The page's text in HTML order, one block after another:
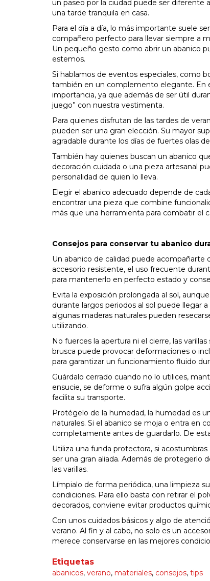
un paseo por la ciudad puede ser diferente
una tarde tranquila en casa.
Para el día a día, lo más importante suele
compañero perfecto para llevar siempre a
Un pequeño gesto como abrir un abanico
estemos.
Si hablamos de eventos especiales, como
también en un complemento elegante. En
importancia, ya que además de ser útil
juego” con nuestra vestimenta.
Para quienes disfrutan de las tardes de
pueden ser una gran elección. Su mayor
agradable durante los días de fuertes olas
También hay quienes buscan un abanico
decoración cuidada o una pieza artesanal
personalidad de quien lo lleva.
Elegir el abanico adecuado depende de
encontrar una pieza que combine
más que una herramienta para combatir el
Consejos para conservar tu abanico
Un abanico de calidad puede acompañarte
accesorio resistente, el uso frecuente
para mantenerlo en perfecto estado y
Evita la exposición prolongada al sol,
durante largos periodos al sol puede llegar
algunas maderas naturales pueden
utilizando.
No fuerces la apertura ni el cierre, las
brusca puede provocar deformaciones o
para garantizar un funcionamiento fluido
Guárdalo cerrado cuando no lo utilices,
ensucie, se deforme o sufra algún golpe
facilita su transporte.
Protégelo de la humedad, la humedad es
naturales. Si el abanico se moja o entra en
completamente antes de guardarlo. De
Utiliza una funda protectora, si
ser una gran aliada. Además de protegerlo
las varillas.
Límpialo de forma periódica, una limpieza
condiciones. Para ello basta con retirar el
decorados, conviene evitar productos
Con unos cuidados básicos y algo de
verano. Al fin y al cabo, no solo es un
merece conservarse en las mejores
Etiquetas
abanicos, verano, materiales, consejos, tips